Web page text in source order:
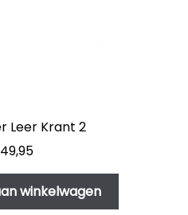
Leer Krant 2
49,95
winkelwagen